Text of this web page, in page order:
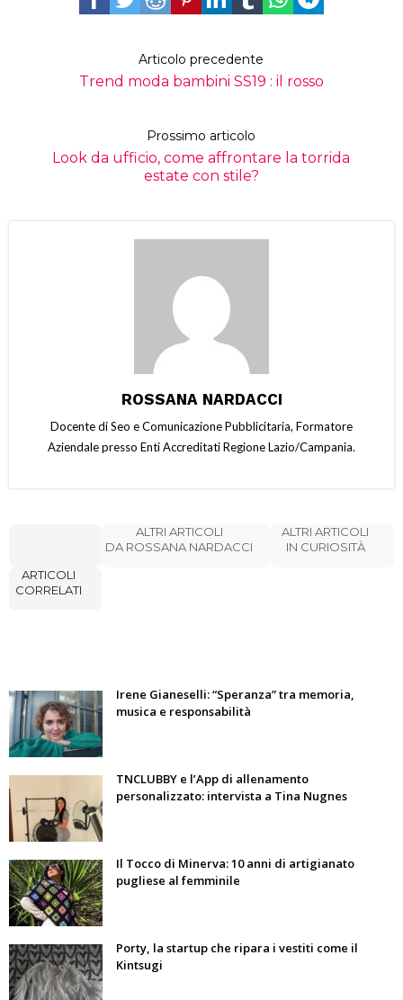
Articolo precedente
Trend moda bambini SS19 : il rosso
Prossimo articolo
Look da ufficio, come affrontare la torrida
estate con stile?
ROSSANA NARDACCI
Docente di Seo e Comunicazione Pubblicitaria, Formatore
Aziendale presso Enti Accreditati Regione Lazio/Campania.
ARTICOLI
CORRELATI
ALTRI ARTICOLI
DA ROSSANA NARDACCI
ALTRI ARTICOLI
IN CURIOSITÀ
Irene Gianeselli: “Speranza” tra memoria,
musica e responsabilità
TNCLUBBY e l’App di allenamento
personalizzato: intervista a Tina Nugnes
Il Tocco di Minerva: 10 anni di artigianato
pugliese al femminile
Porty, la startup che ripara i vestiti come il
Kintsugi